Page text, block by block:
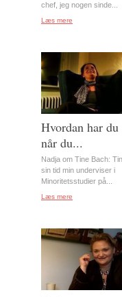
chef, jeg nogen sinde...
Læs mere
Hvordan har du
når du...
Nadja om Tine Bach:
sin tid min underviser i
Minoritetsstudier på...
Læs mere